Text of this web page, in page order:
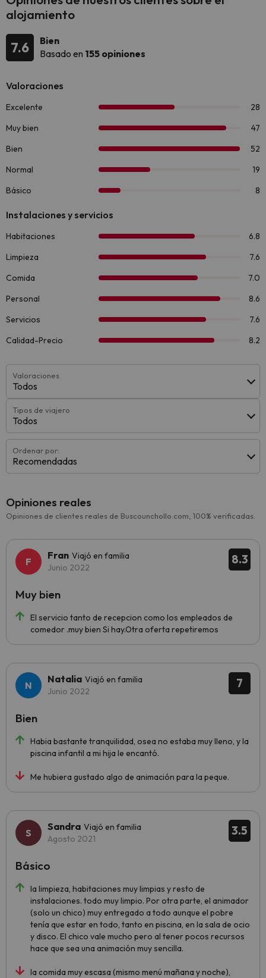
alojamiento
7.6
Bien
Basado en 155 opiniones
Valoraciones
Todos
Tipos de viajero
Todos
Ordenar por:
Recomendadas
Opiniones reales
Opiniones de clientes reales de Buscounchollo.com, 100% verificadas.
8.3
Fran Viajó en familia
Junio 2022
El servicio tanto de recepcion como los empleados de
comedor .muy bien Si hay.Otra oferta repetiremos
Muy bien
7
Natalia Viajó en familia
Junio 2022
Habia bastante tranquilidad, osea no estaba muy lleno, y la
piscina infantil a mi hija le encantó.
Me hubiera gustado algo de animación para la peque.
Bien
3.5
Sandra Viajó en familia
Agosto 2021
la limpieza, habitaciones muy limpias y resto de
instalaciones. todo muy limpio. Por otra parte, el animador
(solo un chico) muy entregado a todo aunque el pobre
tenía que estar en todo, tanto en piscina, en la sala de ocio
y disco. El chico vale mucho pero al tener pocos recursos
hace que sea una animación muy sencilla.
la comida muy escasa (mismo menú mañana y noche),
Básico